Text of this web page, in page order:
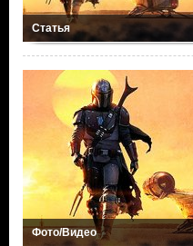
Статья
Фото/Видео